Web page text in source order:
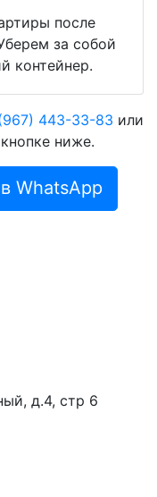
после
за собой
контейнер.
443-33-83 или
ниже.
WhatsApp
д.4, стр 6